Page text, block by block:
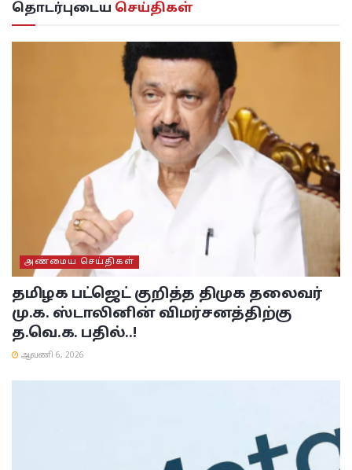
தொடர்புடைய செய்திகள்
அண்மைய செய்திகள்
தமிழக பட்ஜெட் குறித்த திமுக தலைவர்
மு.க. ஸ்டாலினின் விமர்சனத்திற்கு
த.வெ.க. பதில்..!
ஆவணி 6, 2026